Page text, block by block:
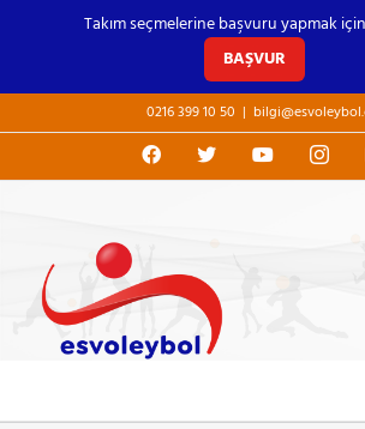
to
0216 399 10 50 |
Facebook
X YouTube
Takım seçmelerine başvuru yapmak
BAŞVUR